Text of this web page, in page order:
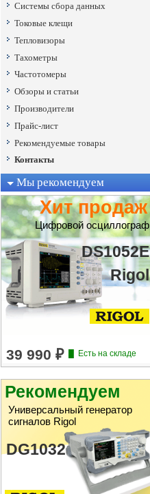
Системы сбора данных
Токовые клещи
Тепловизоры
Тахометры
Частотомеры
Обзоры и статьи
Производители
Прайс-лист
Рекомендуемые товары
Контакты
Мы рекомендуем
Хит продаж
Цифровой осциллограф
DS1052E
Rigol
Рекомендуем
Универсальный генератор
сигналов Rigol
DG1032